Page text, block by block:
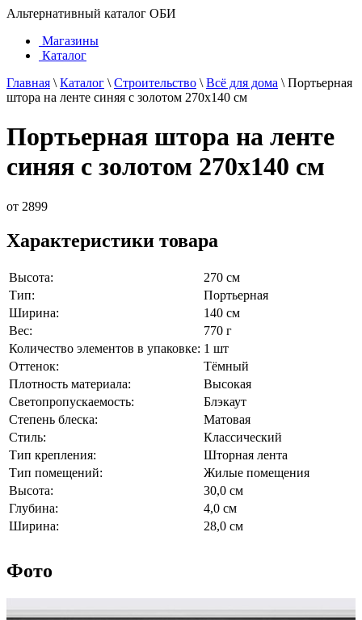
Альтернативный каталог ОБИ
Магазины
Каталог
Главная \ Каталог \ Строительство \ Всё для дома \ Портьерная
штора на ленте синяя с золотом 270х140 см
Портьерная штора на ленте
синяя с золотом 270х140 см
от 2899
Характеристики товара
Высота:
270 см
Тип:
Портьерная
Ширина:
140 см
Вес:
770 г
Количество элементов в упаковке: 1 шт
Оттенок:
Тёмный
Плотность материала:
Высокая
Светопропускаемость:
Блэкаут
Степень блеска:
Матовая
Стиль:
Классический
Тип крепления:
Шторная лента
Тип помещений:
Жилые помещения
Высота:
30,0 см
Глубина:
4,0 см
Ширина:
28,0 см
Фото